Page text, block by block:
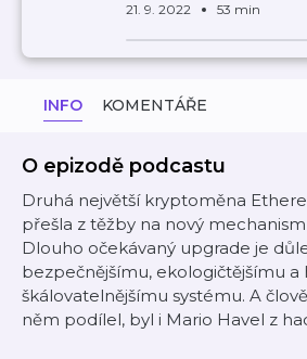
21. 9. 2022 53 min
INFO KOMENTÁŘE
O epizodě podcastu
Druhá největší kryptoměna
přešla z těžby na nový
Dlouho očekávaný upgrade je
bezpečnějšímu, ekologičtějšímu a
škálovatelnějšímu systému. A
něm podílel, byl i Mario Havel z